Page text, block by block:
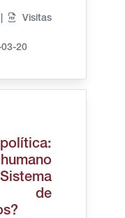
|
Visitas
20
de